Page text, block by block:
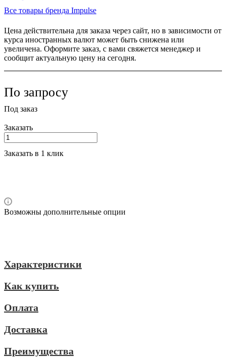
Все товары бренда Impulse
Цена действительна для заказа через сайт, но в зависимости от
курса иностранных валют может быть снижена или
увеличена. Оформите заказ, с вами свяжется менеджер и
сообщит актуальную цену на сегодня.
По запросу
Под заказ
Заказать
Заказать в 1 клик
Возможны дополнительные опции
Характеристики
Как купить
Оплата
Доставка
Преимущества